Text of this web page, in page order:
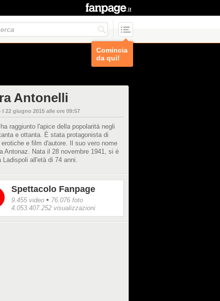
Comincia
da qui!
Antonelli
il 22 giugno 2015 alle ore 09:57
raggiunto l'apice della popolarità negli
e ottanta. È stata protagonista di
erotiche e film d'autore. Il suo vero nome
Antonaz. Nata il 28 novembre 1941, si è
Ladispoli all'età di 74 anni.
Spettacolo Fanpage
9.455 video • 76.076 foto
4.053.407.252 visualizzazioni